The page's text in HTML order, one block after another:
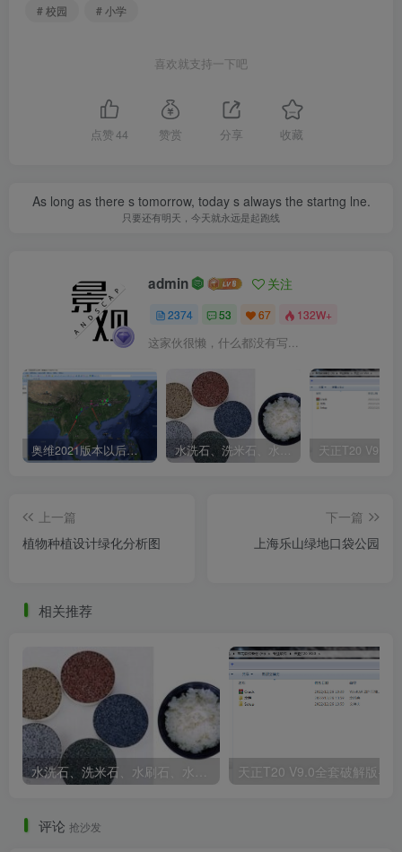
# 校园
# 小学
喜欢就支持一下吧
点赞 44 赞赏 分享 收藏
As long as there s tomorrow, today s always the startng lne.
只要还有明天，今天就永远是起跑线
admin 关注
2374 53 67 132W+
这家伙很懒，什么都没有写...
奥维2021版本以后不能用谷歌地图？最新解决办法苹果安卓电脑 水洗石、洗米石、水刷石、水磨石、胶粘石傻傻分不清楚
上一篇
植物种植设计绿化分析图
下一篇
上海乐山绿地口袋公园
相关推荐
评论 抢沙发